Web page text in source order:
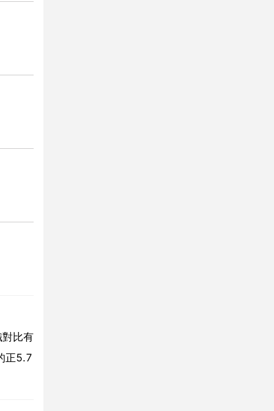
比有
正5.7